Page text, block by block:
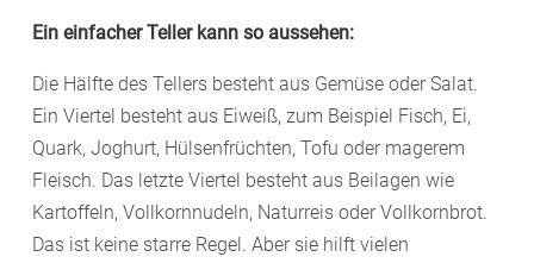
Ein einfacher Teller kann so aussehen:
Die Hälfte des Tellers besteht aus Gemüse oder Salat.
Ein Viertel besteht aus Eiweiß, zum Beispiel Fisch, Ei,
Quark, Joghurt, Hülsenfrüchten, Tofu oder magerem
Fleisch. Das letzte Viertel besteht aus Beilagen wie
Kartoffeln, Vollkornnudeln, Naturreis oder Vollkornbrot.
Das ist keine starre Regel. Aber sie hilft vielen